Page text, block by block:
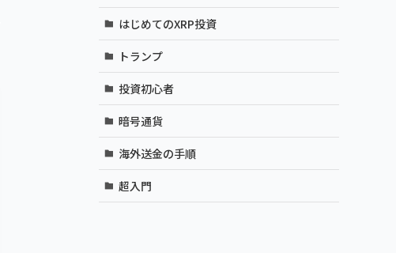
はじめてのXRP投資
トランプ
投資初心者
暗号通貨
海外送金の手順
超入門